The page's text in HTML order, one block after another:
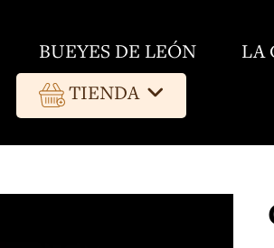
BUEYES DE LEÓN LA
TIENDA